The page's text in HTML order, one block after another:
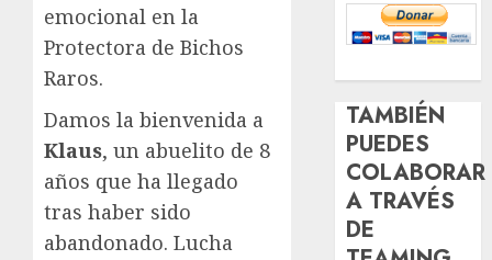
emocional en la
Protectora de Bichos
Raros.
Damos la bienvenida a
Klaus, un abuelito de 8
años que ha llegado
tras haber sido
abandonado. Lucha
TAMBIÉN
PUEDES
COLABORAR
A TRAVÉS
DE